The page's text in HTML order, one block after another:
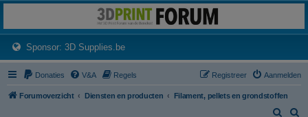
Het 3D print forum van de Benelux na de sluiting van 3dprintforum.nl
Sponsor: 3D Supplies.be(Opens a new tab)
Donaties V&A Regels Aanmelden
Registreer
Forumoverzicht Diensten en producten
Filament, pellets en grondstoffen